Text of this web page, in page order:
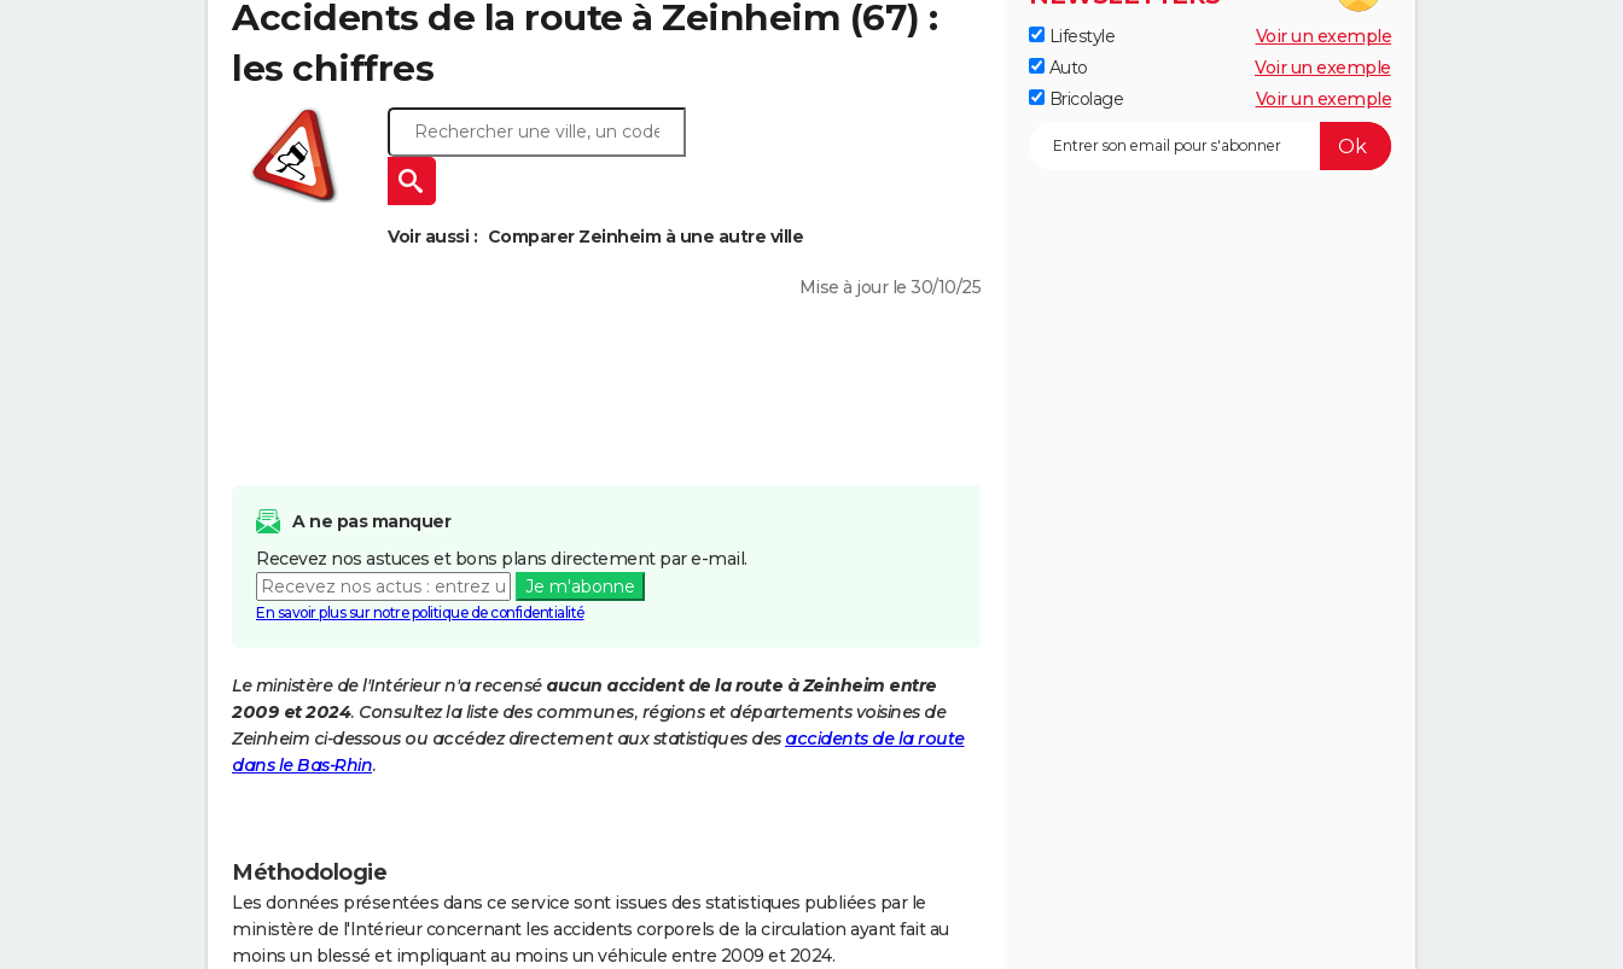
Accidents de la route à Zeinheim (67) :
les chiffres
Voir aussi : Comparer Zeinheim à une autre ville
Mise à jour le 30/10/25
A ne pas manquer
Recevez nos astuces et bons plans directement par e-mail.
Je m'abonne
En savoir plus sur notre politique de confidentialité
Le ministère de l'Intérieur n'a recensé aucun accident de la route à Zeinheim entre
2009 et 2024. Consultez la liste des communes, régions et départements voisines de
Zeinheim ci-dessous ou accédez directement aux statistiques des accidents de la route
dans le Bas-Rhin.
Méthodologie
Les données présentées dans ce service sont issues des statistiques publiées par le
ministère de l'Intérieur concernant les accidents corporels de la circulation ayant fait au
moins un blessé et impliquant au moins un véhicule entre 2009 et 2024.
Lifestyle
Voir un exemple
Auto
Voir un exemple
Bricolage
Voir un exemple